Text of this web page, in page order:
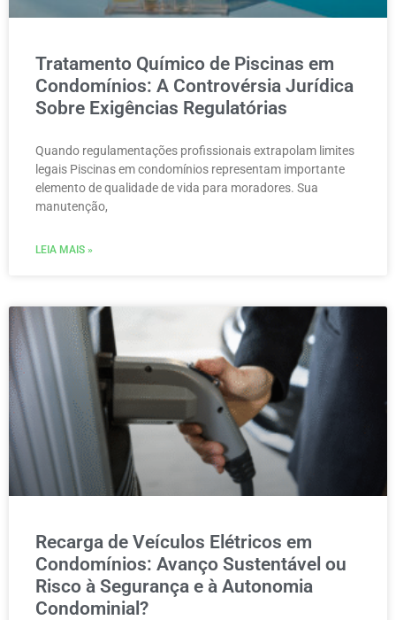
Tratamento Químico de Piscinas em
Condomínios: A Controvérsia Jurídica
Sobre Exigências Regulatórias
Quando regulamentações profissionais extrapolam limites
legais Piscinas em condomínios representam importante
elemento de qualidade de vida para moradores. Sua
manutenção,
LEIA MAIS »
Recarga de Veículos Elétricos em
Condomínios: Avanço Sustentável ou
Risco à Segurança e à Autonomia
Condominial?